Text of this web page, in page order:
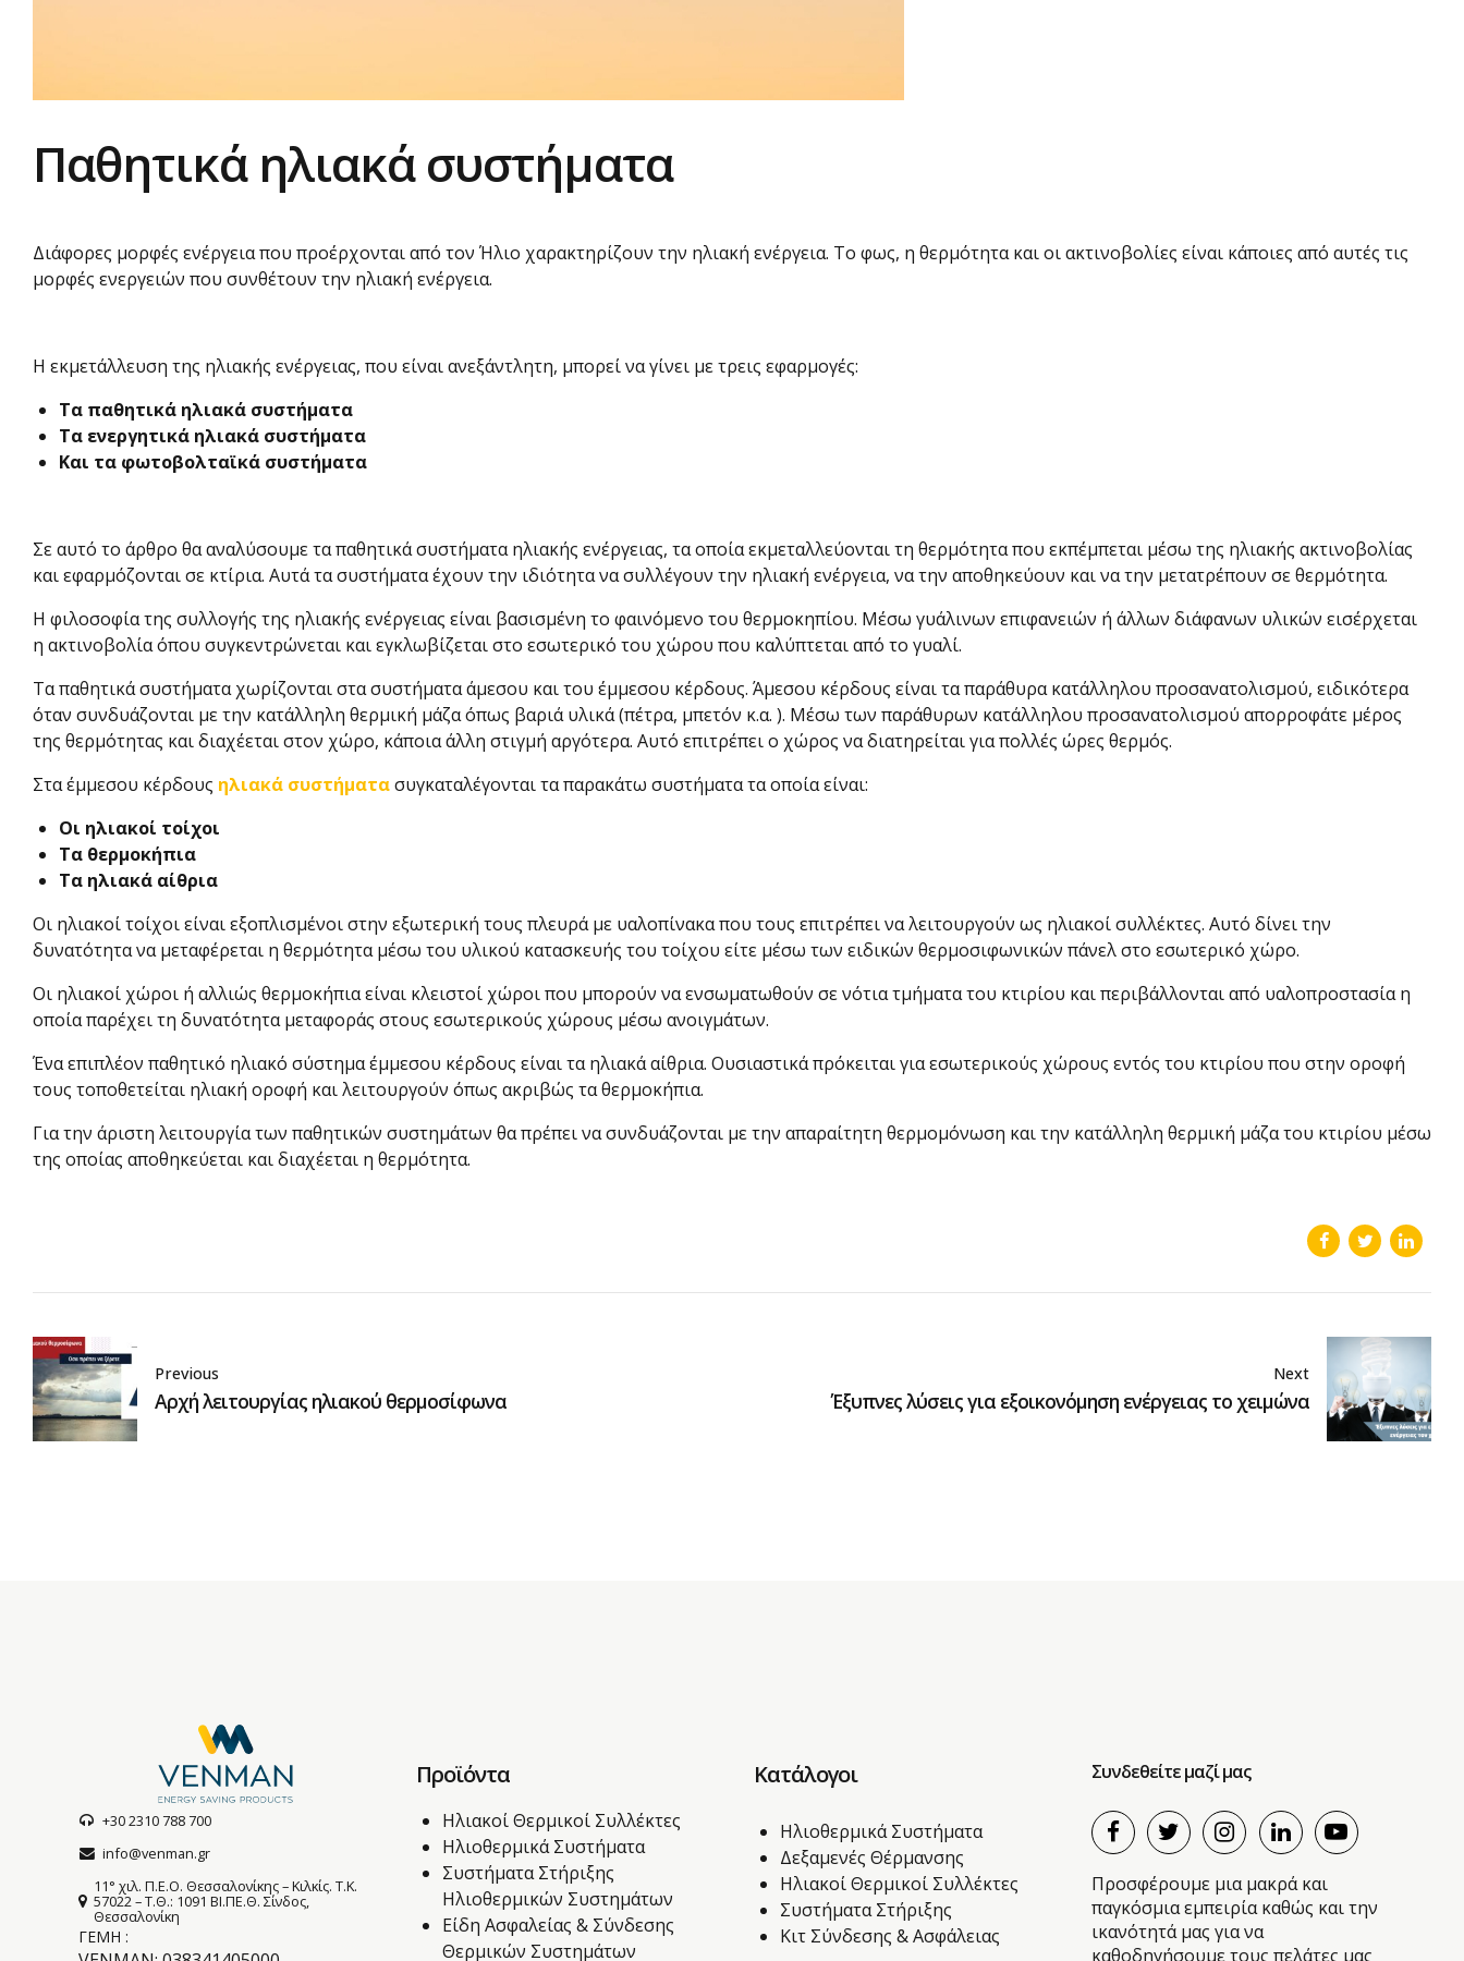
Παθητικά ηλιακά συστήματα
Διάφορες μορφές ενέργεια που προέρχονται από τον Ήλιο χαρακτηρίζουν την ηλιακή ενέργεια. Το φως, η θερμότητα και οι ακτινοβολίες είναι κάποιες από αυτές τις
μορφές ενεργειών που συνθέτουν την ηλιακή ενέργεια.
Η εκμετάλλευση της ηλιακής ενέργειας, που είναι ανεξάντλητη, μπορεί να γίνει με τρεις εφαρμογές:
Τα παθητικά ηλιακά συστήματα
Τα ενεργητικά ηλιακά συστήματα
Και τα φωτοβολταϊκά συστήματα
Σε αυτό το άρθρο θα αναλύσουμε τα παθητικά συστήματα ηλιακής ενέργειας, τα οποία εκμεταλλεύονται τη θερμότητα που εκπέμπεται μέσω της ηλιακής ακτινοβολίας
και εφαρμόζονται σε κτίρια. Αυτά τα συστήματα έχουν την ιδιότητα να συλλέγουν την ηλιακή ενέργεια, να την αποθηκεύουν και να την μετατρέπουν σε θερμότητα.
Η φιλοσοφία της συλλογής της ηλιακής ενέργειας είναι βασισμένη το φαινόμενο του θερμοκηπίου. Μέσω γυάλινων επιφανειών ή άλλων διάφανων υλικών εισέρχεται
η ακτινοβολία όπου συγκεντρώνεται και εγκλωβίζεται στο εσωτερικό του χώρου που καλύπτεται από το γυαλί.
Τα παθητικά συστήματα χωρίζονται στα συστήματα άμεσου και του έμμεσου κέρδους. Άμεσου κέρδους είναι τα παράθυρα κατάλληλου προσανατολισμού, ειδικότερα
όταν συνδυάζονται με την κατάλληλη θερμική μάζα όπως βαριά υλικά (πέτρα, μπετόν κ.α. ). Μέσω των παράθυρων κατάλληλου προσανατολισμού απορροφάτε μέρος
της θερμότητας και διαχέεται στον χώρο, κάποια άλλη στιγμή αργότερα. Αυτό επιτρέπει ο χώρος να διατηρείται για πολλές ώρες θερμός.
Στα έμμεσου κέρδους ηλιακά συστήματασυγκαταλέγονται τα παρακάτω συστήματα τα οποία είναι:
Οι ηλιακοί τοίχοι
Τα θερμοκήπια
Τα ηλιακά αίθρια
Οι ηλιακοί τοίχοι είναι εξοπλισμένοι στην εξωτερική τους πλευρά με υαλοπίνακα που τους επιτρέπει να λειτουργούν ως ηλιακοί συλλέκτες. Αυτό δίνει την
δυνατότητα να μεταφέρεται η θερμότητα μέσω του υλικού κατασκευής του τοίχου είτε μέσω των ειδικών θερμοσιφωνικών πάνελ στο εσωτερικό χώρο.
Οι ηλιακοί χώροι ή αλλιώς θερμοκήπια είναι κλειστοί χώροι που μπορούν να ενσωματωθούν σε νότια τμήματα του κτιρίου και περιβάλλονται από υαλοπροστασία η
οποία παρέχει τη δυνατότητα μεταφοράς στους εσωτερικούς χώρους μέσω ανοιγμάτων.
Ένα επιπλέον παθητικό ηλιακό σύστημα έμμεσου κέρδους είναι τα ηλιακά αίθρια. Ουσιαστικά πρόκειται για εσωτερικούς χώρους εντός του κτιρίου που στην οροφή
τους τοποθετείται ηλιακή οροφή και λειτουργούν όπως ακριβώς τα θερμοκήπια.
Για την άριστη λειτουργία των παθητικών συστημάτων θα πρέπει να συνδυάζονται με την απαραίτητη θερμομόνωση και την κατάλληλη θερμική μάζα του κτιρίου μέσω
της οποίας αποθηκεύεται και διαχέεται η θερμότητα.
Previous
Αρχή λειτουργίας ηλιακού θερμοσίφωνα
Next
Έξυπνες λύσεις για εξοικονόμηση ενέργειας το χειμώνα
+30 2310 788 700
info@venman.gr
11° χιλ. Π.Ε.Ο. Θεσσαλονίκης – Κιλκίς. T.K.
57022 – Τ.Θ.: 1091 BI.ΠΕ.Θ. Σίνδος,
Θεσσαλονίκη
ΓΕΜΗ :
Προϊόντα
Ηλιακοί Θερμικοί Συλλέκτες
Ηλιοθερμικά Συστήματα
Συστήματα Στήριξης
Ηλιοθερμικών Συστημάτων
Είδη Ασφαλείας & Σύνδεσης
Θερμικών Συστημάτων
Κατάλογοι
Ηλιοθερμικά Συστήματα
Δεξαμενές Θέρμανσης
Ηλιακοί Θερμικοί Συλλέκτες
Συστήματα Στήριξης
Κιτ Σύνδεσης & Ασφάλειας
Συνδεθείτε μαζί μας
Προσφέρουμε μια μακρά και
παγκόσμια εμπειρία καθώς και την
ικανότητά μας για να
καθοδηγήσουμε τους πελάτες μας